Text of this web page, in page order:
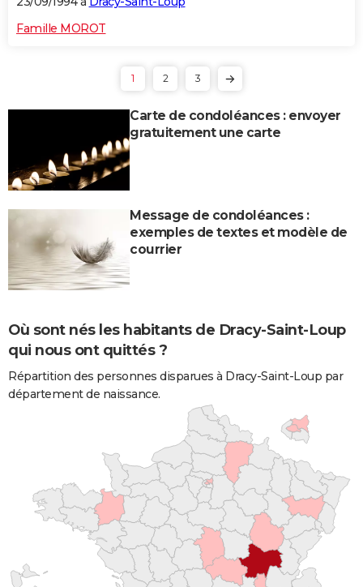
Famille MOROT
1 2 3
Carte de condoléances : envoyer
gratuitement une carte
Message de condoléances :
exemples de textes et modèle de
courrier
Où sont nés les habitants de Dracy-Saint-Loup
qui nous ont quittés ?
Répartition des personnes disparues à Dracy-Saint-Loup par
département de naissance.